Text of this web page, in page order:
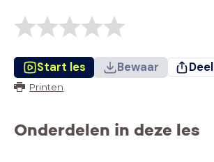
Start les Bewaar Deel
Printen
Onderdelen in deze les